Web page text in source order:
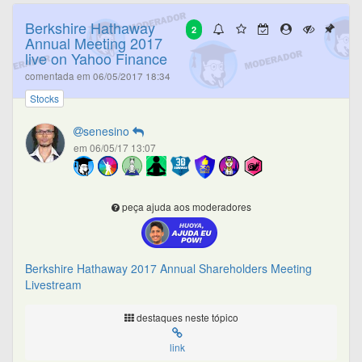
2
Berkshire Hathaway
Annual Meeting 2017
live on Yahoo Finance
comentada em 06/05/2017 18:34
Stocks
senesino
em 06/05/17 13:07
peça ajuda aos moderadores
Berkshire Hathaway 2017 Annual Shareholders Meeting
Livestream
destaques neste tópico
link